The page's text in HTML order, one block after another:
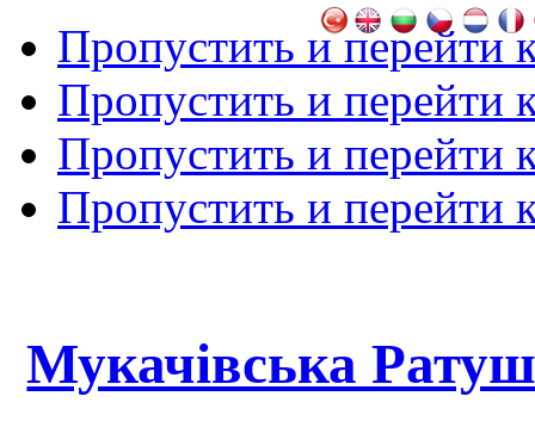
Пропустить и перейти
Пропустить и перейти
Пропустить и перейти
Пропустить и перейти
Мукачівська